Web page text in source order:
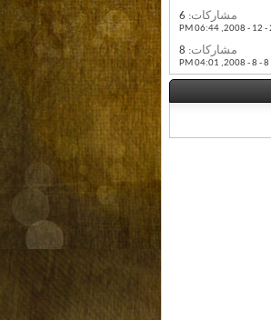
مشاركات:
06:44 PM
مشاركات:
04:01 PM